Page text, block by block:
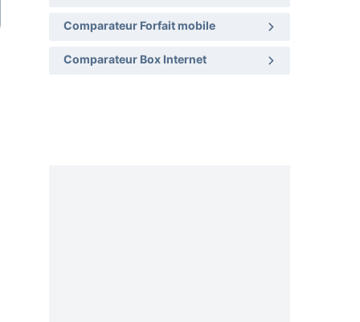
Comparateur Forfait mobile
Comparateur Box Internet